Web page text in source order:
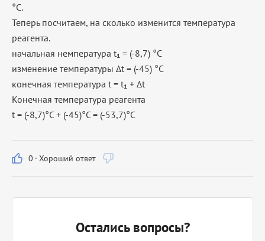
°C.
Теперь посчитаем, на сколько изменится температура
реагента.
начальная немпература t₁ = (-8,7) °С
изменение температуры Δt = (-45) °C
конечная температура t = t₁ + Δt
Конечная температура реагента
t = (-8,7)°С + (-45)°C = (-53,7)°C
0 · Хороший ответ
Остались вопросы?